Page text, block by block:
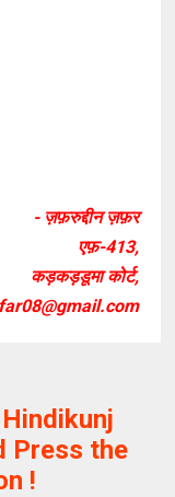
- ज़फ़रुद्दीन ज़फ़र
एफ़-413,
कड़कड़डूमा कोर्ट,
Press the
!